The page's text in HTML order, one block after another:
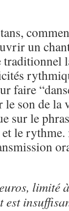
un
faire
son de la
sur le
le
limité
est